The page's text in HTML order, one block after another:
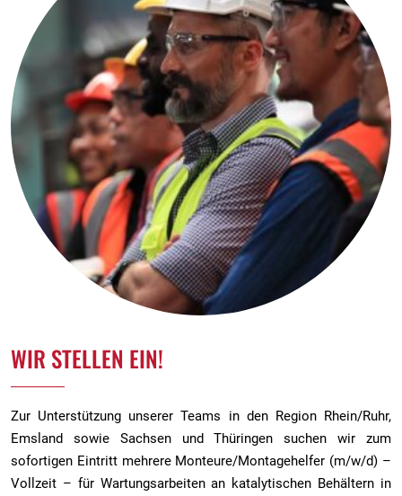
WIR STELLEN EIN!
Zur Unterstützung unserer Teams in den Region Rhein/Ruhr,
Emsland sowie Sachsen und Thüringen suchen wir zum
sofortigen Eintritt mehrere Monteure/Montagehelfer (m/w/d) –
Vollzeit – für Wartungsarbeiten an katalytischen Behältern in